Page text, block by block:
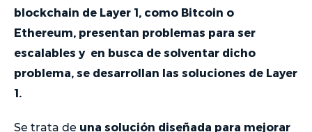
blockchain de Layer 1, como Bitcoin o
Ethereum, presentan problemas para ser
escalables y en busca de solventar dicho
problema, se desarrollan las soluciones de Layer
1.
Se trata de una solución diseñada para mejorar